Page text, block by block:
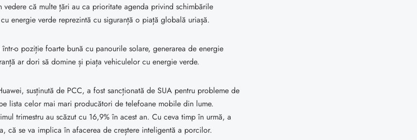
vedere că multe țări au ca prioritate agenda privind schimbările
energie verde reprezintă cu siguranță o piață globală uriașă.
într-o poziție foarte bună cu panourile solare, generarea de energie
ar dori să domine și piața vehiculelor cu energie verde.
susținută de PCC, a fost sancționată de SUA pentru probleme de
lista celor mai mari producători de telefoane mobile din lume.
trimestru au scăzut cu 16,9% în acest an. Cu ceva timp în urmă, a
că se va implica în afacerea de creștere inteligentă a porcilor.